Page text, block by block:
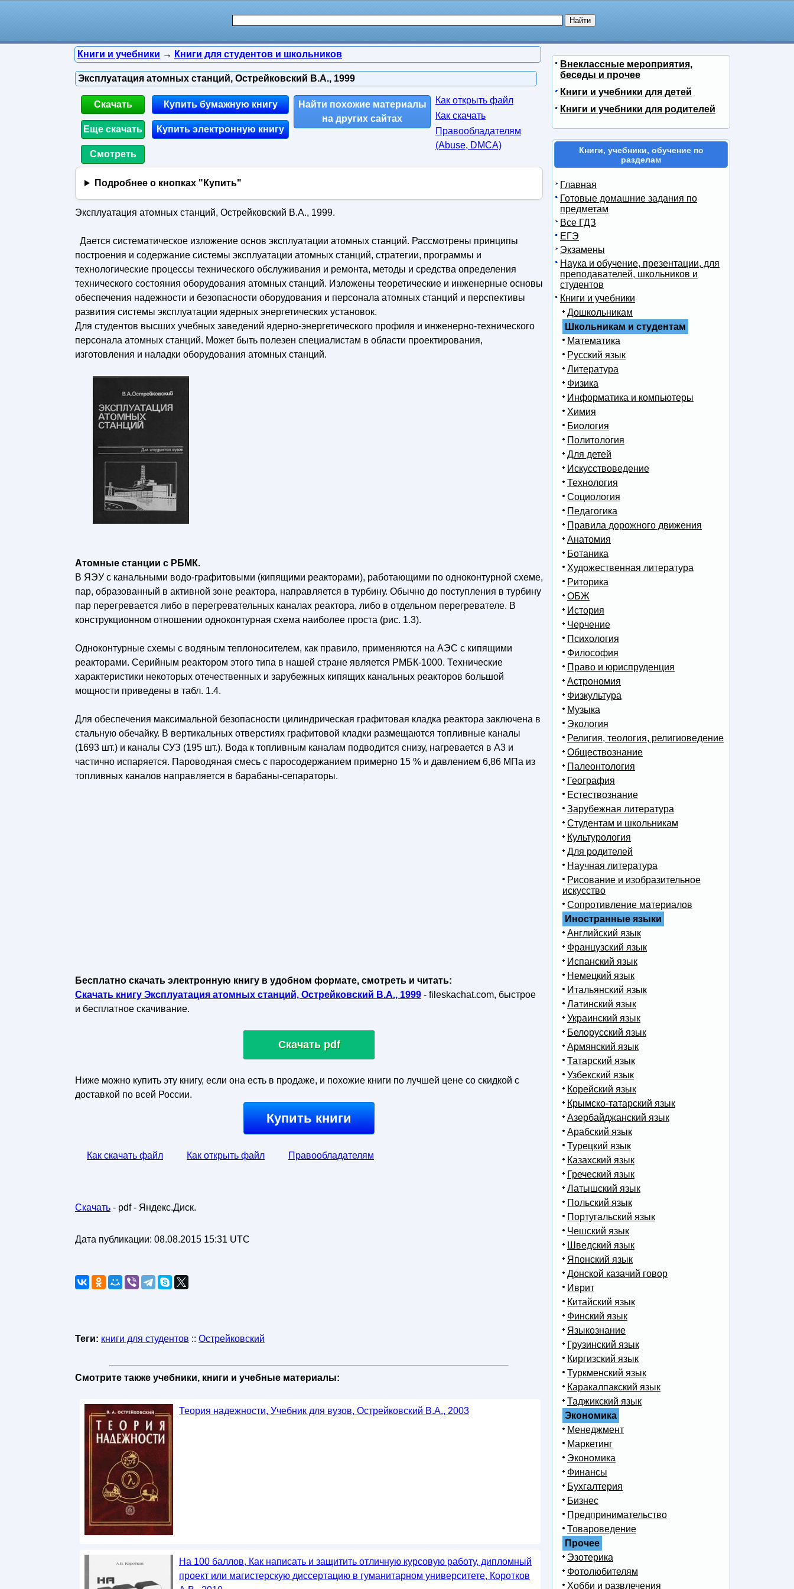
Книги и учебники → Книги для студентов и школьников
Эксплуатация атомных станций, Острейковский В.А., 1999
Скачать
Еще скачать
Смотреть
Купить бумажную книгу
Купить электронную книгу
Найти похожие материалы
на других сайтах
Как открыть файл
Как скачать
Правообладателям
(Abuse, DMСA)
Подробнее о кнопках "Купить"
Эксплуатация атомных станций, Острейковский В.А., 1999.
Дается систематическое изложение основ эксплуатации атомных станций. Рассмотрены принципы
построения и содержание системы эксплуатации атомных станций, стратегии, программы и
технологические процессы технического обслуживания и ремонта, методы и средства определения
технического состояния оборудования атомных станций. Изложены теоретические и инженерные основы
обеспечения надежности и безопасности оборудования и персонала атомных станций и перспективы
развития системы эксплуатации ядерных энергетических установок.
Для студентов высших учебных заведений ядерно-энергетического профиля и инженерно-технического
персонала атомных станций. Может быть полезен специалистам в области проектирования,
изготовления и наладки оборудования атомных станций.
Атомные станции с РБМК.
В ЯЭУ с канальными водо-графитовыми (кипящими реакторами), работающими по одноконтурной схеме,
пар, образованный в активной зоне реактора, направляется в турбину. Обычно до поступления в турбину
пар перегревается либо в перегревательных каналах реактора, либо в отдельном перегревателе. В
конструкционном отношении одноконтурная схема наиболее проста (рис. 1.3).
Одноконтурные схемы с водяным теплоносителем, как правило, применяются на АЭС с кипящими
реакторами. Серийным реактором этого типа в нашей стране является РМБК-1000. Технические
характеристики некоторых отечественных и зарубежных кипящих канальных реакторов большой
мощности приведены в табл. 1.4.
Для обеспечения максимальной безопасности цилиндрическая графитовая кладка реактора заключена в
стальную обечайку. В вертикальных отверстиях графитовой кладки размещаются топливные каналы
(1693 шт.) и каналы СУЗ (195 шт.). Вода к топливным каналам подводится снизу, нагревается в A3 и
частично испаряется. Пароводяная смесь с паросодержанием примерно 15 % и давлением 6,86 МПа из
топливных каналов направляется в барабаны-сепараторы.
Бесплатно скачать электронную книгу в удобном формате, смотреть и читать:
Скачать книгу Эксплуатация атомных станций, Острейковский В.А., 1999 - fileskachat.com, быстрое
и бесплатное скачивание.
Скачать pdf
Ниже можно купить эту книгу, если она есть в продаже, и похожие книги по лучшей цене со скидкой с
доставкой по всей России.
Купить книги
Как скачать файл Как открыть файл Правообладателям
Скачать - pdf - Яндекс.Диск.
Дата публикации: 08.08.2015 15:31 UTC
Теги: книги для студентов :: Острейковский
Смотрите также учебники, книги и учебные материалы:
Теория надежности, Учебник для вузов, Острейковский В.А., 2003
На 100 баллов, Как написать и защитить отличную курсовую работу, дипломный
проект или магистерскую диссертацию в гуманитарном университете, Коротков
Внеклассные мероприятия,
беседы и прочее
Книги и учебники для детей
Книги и учебники для родителей
Книги, учебники, обучение по
разделам
Главная
Готовые домашние задания по
предметам
Все ГДЗ
ЕГЭ
Экзамены
Наука и обучение, презентации, для
преподавателей, школьников и
студентов
Книги и учебники
Дошкольникам
Школьникам и студентам
Математика
Русский язык
Литература
Физика
Информатика и компьютеры
Химия
Биология
Политология
Для детей
Искусствоведение
Технология
Социология
Педагогика
Правила дорожного движения
Анатомия
Ботаника
Художественная литература
Риторика
ОБЖ
История
Черчение
Психология
Философия
Право и юриспруденция
Астрономия
Физкультура
Музыка
Экология
Религия, теология, религиоведение
Обществознание
Палеонтология
География
Естествознание
Зарубежная литература
Студентам и школьникам
Культурология
Для родителей
Научная литература
Рисование и изобразительное
искусство
Сопротивление материалов
Иностранные языки
Английский язык
Французский язык
Испанский язык
Немецкий язык
Итальянский язык
Латинский язык
Украинский язык
Белорусский язык
Армянский язык
Татарский язык
Узбекский язык
Корейский язык
Крымско-татарский язык
Азербайджанский язык
Арабский язык
Турецкий язык
Казахский язык
Греческий язык
Латышский язык
Польский язык
Португальский язык
Чешский язык
Шведский язык
Японский язык
Донской казачий говор
Иврит
Китайский язык
Финский язык
Языкознание
Грузинский язык
Киргизский язык
Туркменский язык
Каракалпакский язык
Таджикский язык
Экономика
Менеджмент
Маркетинг
Экономика
Финансы
Бухгалтерия
Бизнес
Предпринимательство
Товароведение
Прочее
Эзотерика
Фотолюбителям
Хобби и развлечения